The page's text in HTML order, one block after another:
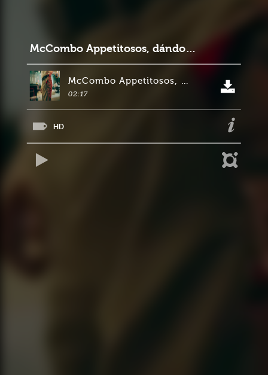
McCombo Appetitosos, dándole pelea al corrientazo colombiano
McCombo Appetitosos, dándole pelea al corrientazo colombiano
02:17
HD